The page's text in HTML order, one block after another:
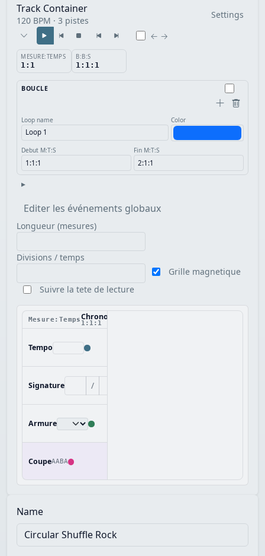
Track Container
120 BPM · 3 pistes
Settings
← →
MESURE:TEMPS
1:1
B:B:S
1:1:1
BOUCLE
Loop name Color
Debut M:T:S Fin M:T:S
▸
Editer les événements globaux
Longueur (mesures)
Divisions / temps
Grille magnetique
Suivre la tete de lecture
Mesure:TempsChronologie
1:1:1
Tempo
Signature /
Armure
CoupeAABA
Name